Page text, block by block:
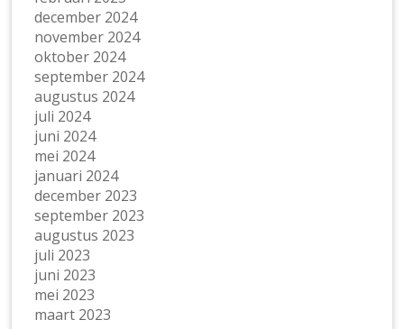
december 2024
november 2024
oktober 2024
september 2024
augustus 2024
juli 2024
juni 2024
mei 2024
januari 2024
december 2023
september 2023
augustus 2023
juli 2023
juni 2023
mei 2023
maart 2023